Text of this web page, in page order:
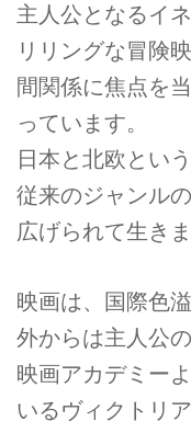
主人公となるイ
リリングな冒険
間関係に焦点を
っています。
日本と北欧とい
従来のジャンル
広げられて生きま
映画は、国際色
外からは主人公
映画アカデミー
いるヴィクトリ